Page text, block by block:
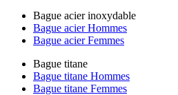
Bague acier inoxydable
Bague acier Hommes
Bague acier Femmes
Bague titane
Bague titane Hommes
Bague titane Femmes